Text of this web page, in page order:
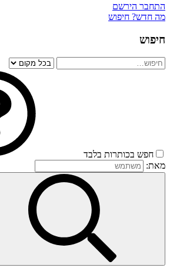
התחבר הירשם
מה חדש? חיפוש
חיפוש
חפש בכותרות בלבד
מאת: